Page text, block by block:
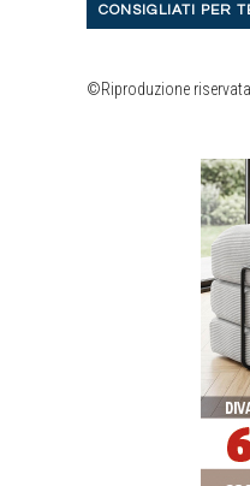
CONSIGLIATI PER
©Riproduzione riservata